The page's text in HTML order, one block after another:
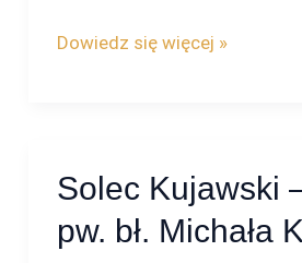
Najświętszego
Dowiedz się więcej »
Solec Kujawski
pw. bł. Michała
Solec
Kujawski
–